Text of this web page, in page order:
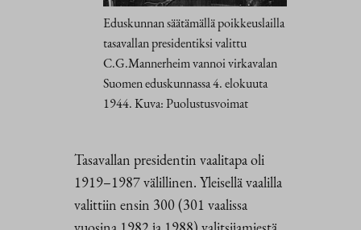
Eduskunnan säätämällä poikkeuslailla
tasavallan presidentiksi valittu
C.G.Mannerheim vannoi virkavalan
Suomen eduskunnassa 4. elokuuta
1944. Kuva: Puolustusvoimat
Tasavallan presidentin vaalitapa oli
1919–1987 välillinen. Yleisellä vaalilla
valittiin ensin 300 (301 vaalissa